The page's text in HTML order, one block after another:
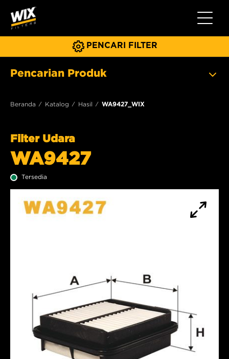
Beralih
PENCARI FILTER
Pencarian Produk
Beranda Katalog Hasil WA9427_WIX
Filter Udara
WA9427
Tersedia